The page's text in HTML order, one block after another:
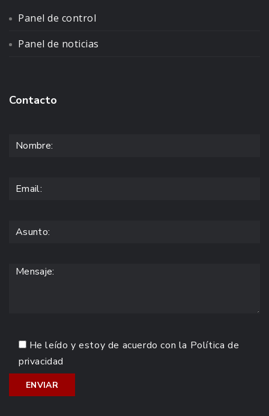
Panel de control
Panel de noticias
Contacto
He leído y estoy de acuerdo con la Política de
privacidad